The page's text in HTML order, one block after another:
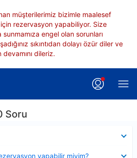
müşterilerimiz bizimle maalesef
rezervasyon yapabiliyor. Size
engel olan sorunları
sıkıntıdan dolayı özür diler ve
dileriz.
Soru
yapabilir miyim?